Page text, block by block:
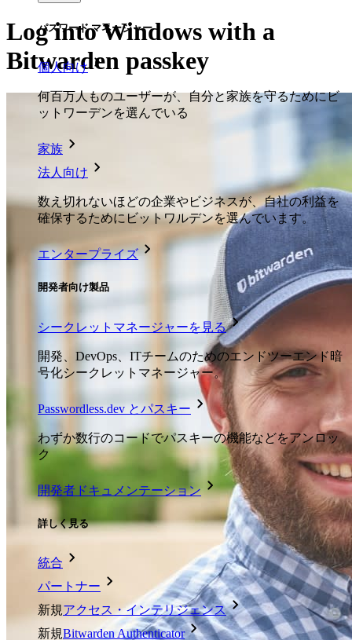
パスワード マネージャー
個人向け
何百万人ものユーザーが、自分と家族を守るためにビ
ットワーデンを選んでいる
家族
法人向け
数え切れないほどの企業やビジネスが、自社の利益を
確保するためにビットワルデンを選んでいます。
エンタープライズ
開発者向け製品
シークレットマネージャーを見る
開発、DevOps、ITチームのためのエンドツーエンド暗
号化シークレットマネージャー。
Passwordless.dev とパスキー
わずか数行のコードでパスキーの機能などをアンロッ
ク
開発者ドキュメンテーション
詳しく見る
統合
パートナー
新規アクセス・インテリジェンス
新規Bitwarden Authenticator
Log into Windows with a
Bitwarden passkey